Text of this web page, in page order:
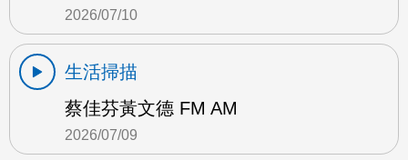
2026/07/10
生活掃描
蔡佳芬黃文德 FM AM
2026/07/09